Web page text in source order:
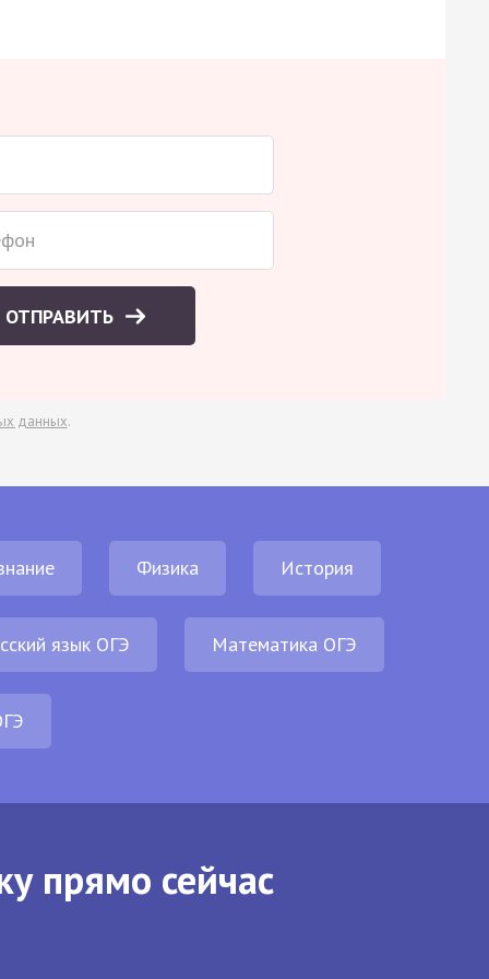
ОТПРАВИТЬ
данных.
Физика История
язык ОГЭ Математика ОГЭ
прямо сейчас